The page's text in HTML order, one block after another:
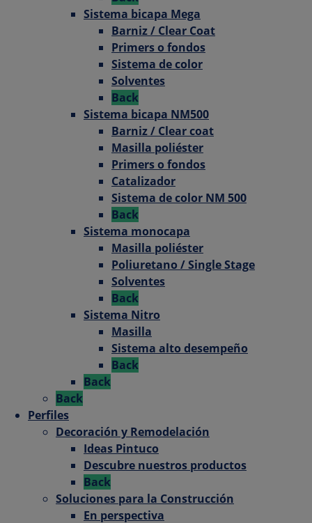
Sistema bicapa Mega
Barniz / Clear Coat
Primers o fondos
Sistema de color
Solventes
Back
Sistema bicapa NM500
Barniz / Clear coat
Masilla poliéster
Primers o fondos
Catalizador
Sistema de color NM 500
Back
Sistema monocapa
Masilla poliéster
Poliuretano / Single Stage
Solventes
Back
Sistema Nitro
Masilla
Sistema alto desempeño
Back
Back
Back
Perfiles
Decoración y Remodelación
Ideas Pintuco
Descubre nuestros productos
Back
Soluciones para la Construcción
En perspectiva